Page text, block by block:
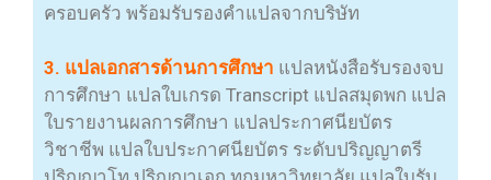
ครอบครัว พร้อมรับรองคำแปลจากบริษัท
3. แปลเอกสารด้านการศึกษา แปลหนังสือรับรองจบ
การศึกษา แปลใบเกรด Transcript แปลสมุดพก แปล
ใบรายงานผลการศึกษา แปลประกาศนียบัตร
วิชาชีพ แปลใบประกาศนียบัตร ระดับปริญญาตรี